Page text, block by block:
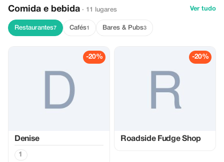
Comida e bebida · 11 lugares Ver tudo
Restaurantes7 Cafés1 Bares & Pubs3
-20%
Denise
1
-20%
Roadside Fudge Shop